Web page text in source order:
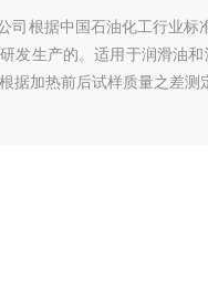
司根据中国石油化工行业
发生产的。适用于润滑油
据加热前后试样质量之差测